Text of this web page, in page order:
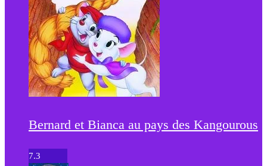
Bernard et Bianca au pays des Kangourous
7.3